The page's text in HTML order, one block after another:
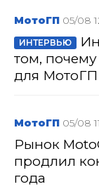
МотоГП 05/08
ИНТЕРВЬЮ
том,
для МотоГП
МотоГП 05/08
Рынок
продлил
года